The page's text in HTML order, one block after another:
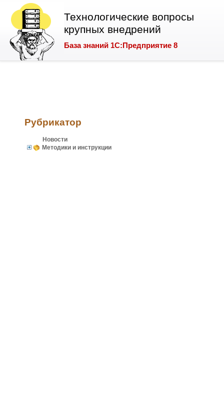
Технологические вопросы
крупных внедрений
База знаний 1С:Предприятие 8
Рубрикатор
Новости
Методики и инструкции